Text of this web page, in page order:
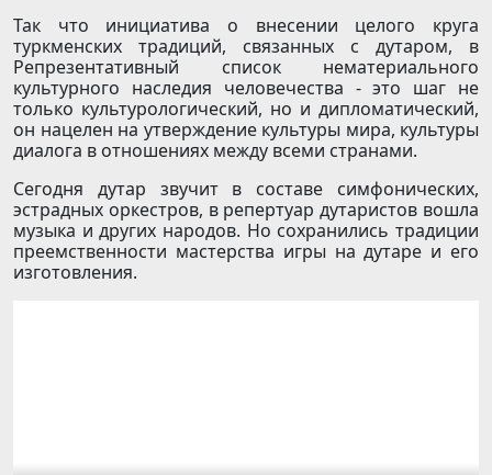
Так что инициатива о внесении целого круга
туркменских традиций, связанных с дутаром, в
Репрезентативный список нематериального
культурного наследия человечества - это шаг не
только культурологический, но и дипломатический,
он нацелен на утверждение культуры мира, культуры
диалога в отношениях между всеми странами.
Сегодня дутар звучит в составе симфонических,
эстрадных оркестров, в репертуар дутаристов вошла
музыка и других народов. Но сохранились традиции
преемственности мастерства игры на дутаре и его
изготовления.